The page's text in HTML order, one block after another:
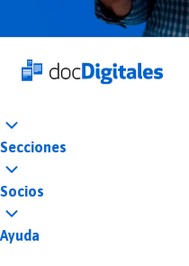
Secciones
Socios
Ayuda